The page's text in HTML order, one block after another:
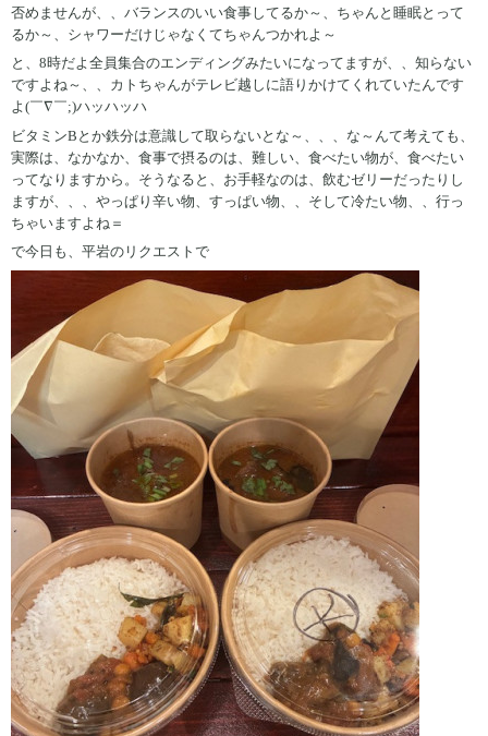
否めませんが、、バランスのいい食事してるか～、ちゃんと睡眠とって
るか～、シャワーだけじゃなくてちゃんつかれよ～
と、8時だよ全員集合のエンディングみたいになってますが、、知らない
ですよね～、、カトちゃんがテレビ越しに語りかけてくれていたんです
よ(￣∇￣;)ハッハッハ
ビタミンBとか鉄分は意識して取らないとな～、、、な～んて考えても、
実際は、なかなか、食事で摂るのは、難しい、食べたい物が、食べたい
ってなりますから。そうなると、お手軽なのは、飲むゼリーだったりし
ますが、、、やっぱり辛い物、すっぱい物、、そして冷たい物、、行っ
ちゃいますよね＝
で今日も、平岩のリクエストで